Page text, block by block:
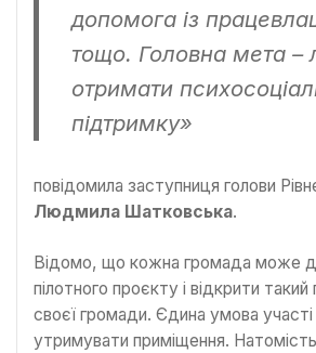
допомога із
тощо. Головна мета
отримати
підтримку»
повідомила заступниця голови
Людмила Шатковська.
Відомо, що кожна громада може
пілотного проєкту і відкрити такий
своєї громади. Єдина умова участі
утримувати приміщення.